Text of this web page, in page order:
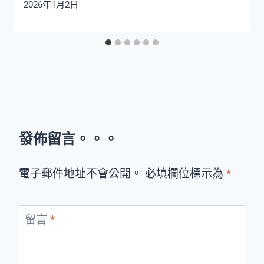
2026年1月2日
發佈留言。。。
電子郵件地址不會公開。 必填欄位標示為 *
留言 *